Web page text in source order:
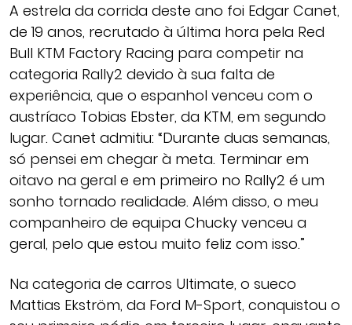
A estrela da corrida deste ano foi Edgar Canet,
de 19 anos, recrutado à última hora pela Red
Bull KTM Factory Racing para competir na
categoria Rally2 devido à sua falta de
experiência, que o espanhol venceu com o
austríaco Tobias Ebster, da KTM, em segundo
lugar. Canet admitiu: “Durante duas semanas,
só pensei em chegar à meta. Terminar em
oitavo na geral e em primeiro no Rally2 é um
sonho tornado realidade. Além disso, o meu
companheiro de equipa Chucky venceu a
geral, pelo que estou muito feliz com isso.”
Na categoria de carros Ultimate, o sueco
Mattias Ekström, da Ford M-Sport, conquistou o